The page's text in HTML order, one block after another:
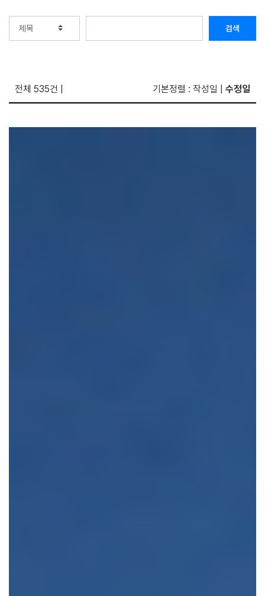
검색
전체 535건 기본정렬 : 작성일 수정일